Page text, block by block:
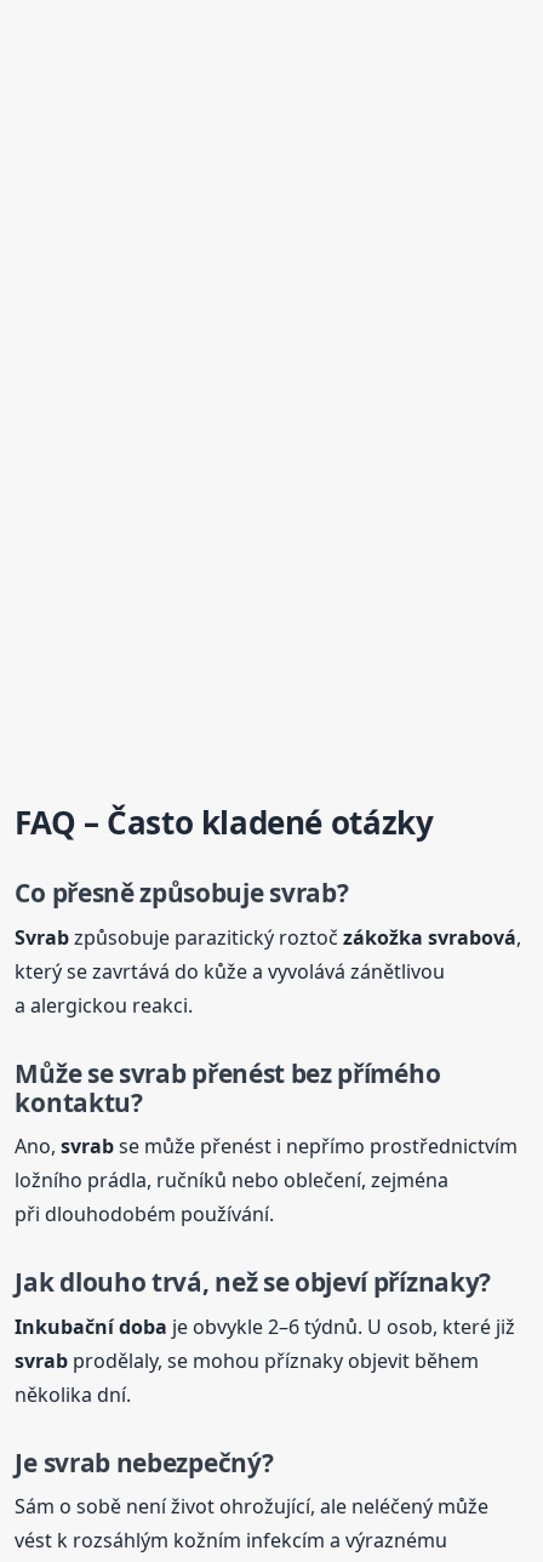
FAQ – Často kladené otázky
Co přesně způsobujesvrab?
Svrabzpůsobuje parazitický roztočzákožkasvrabová,
který se zavrtává do kůže a vyvolává zánětlivou
a alergickou reakci.
Může sesvrabpřenést bez přímého
kontaktu?
Ano,svrabse může přenést i nepřímo prostřednictvím
ložního prádla, ručníků nebo oblečení, zejména
při dlouhodobém používání.
Jak dlouho trvá, než se objeví příznaky?
Inkubačnídoba je obvykle 2–6 týdnů. U osob, které již
svrab prodělaly, se mohou příznaky objevit během
několika dní.
Je svrab nebezpečný?
Sám o sobě není život ohrožující, ale neléčený může
vést k rozsáhlým kožním infekcím a výraznému